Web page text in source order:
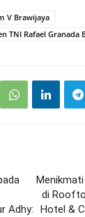
V Brawijaya
TNI Rafael Granada
Adhy:
di
Hotel &